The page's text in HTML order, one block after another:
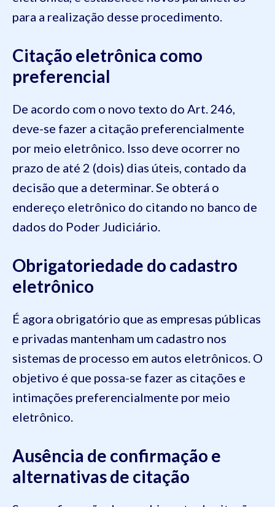
para a realização desse procedimento.
Citação eletrônica como
preferencial
De acordo com o novo texto do Art. 246,
deve-se fazer a citação preferencialmente
por meio eletrônico. Isso deve ocorrer no
prazo de até 2 (dois) dias úteis, contado da
decisão que a determinar. Se obterá o
endereço eletrônico do citando no banco de
dados do Poder Judiciário.
Obrigatoriedade do cadastro
eletrônico
É agora obrigatório que as empresas públicas
e privadas mantenham um cadastro nos
sistemas de processo em autos eletrônicos. O
objetivo é que possa-se fazer as citações e
intimações preferencialmente por meio
eletrônico.
Ausência de confirmação e
alternativas de citação